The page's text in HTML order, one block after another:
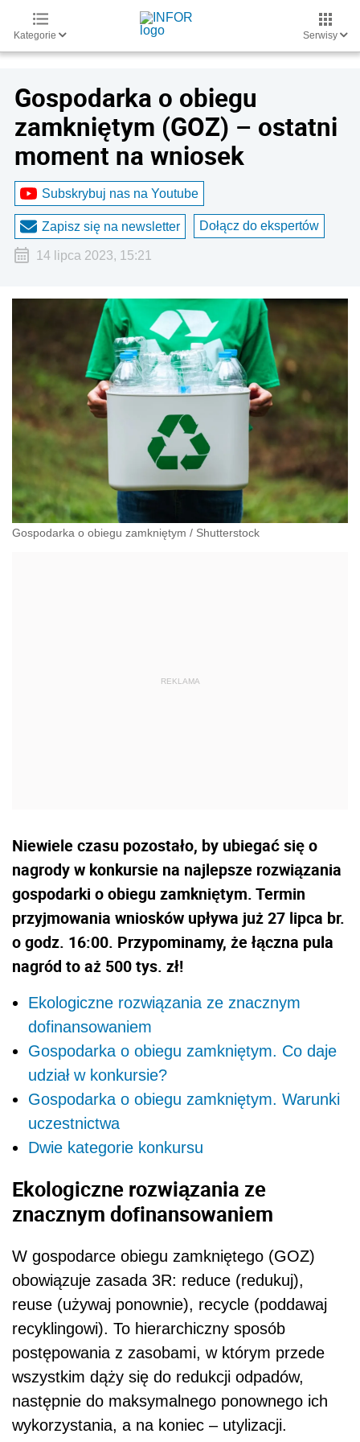
Kategorie Serwisy
Gospodarka o obiegu
zamkniętym (GOZ) – ostatni
moment na wniosek
Subskrybuj nas na Youtube
Zapisz się na newsletter Dołącz do ekspertów
14 lipca 2023, 15:21
Gospodarka o obiegu zamkniętym / Shutterstock
Niewiele czasu pozostało, by ubiegać się o
nagrody w konkursie na najlepsze rozwiązania
gospodarki o obiegu zamkniętym. Termin
przyjmowania wniosków upływa już 27 lipca br.
o godz. 16:00. Przypominamy, że łączna pula
nagród to aż 500 tys. zł!
Ekologiczne rozwiązania ze znacznym
dofinansowaniem
Gospodarka o obiegu zamkniętym. Co daje
udział w konkursie?
Gospodarka o obiegu zamkniętym. Warunki
uczestnictwa
Dwie kategorie konkursu
Ekologiczne rozwiązania ze
znacznym dofinansowaniem
W gospodarce obiegu zamkniętego (GOZ)
obowiązuje zasada 3R: reduce (redukuj),
reuse (używaj ponownie), recycle (poddawaj
recyklingowi). To hierarchiczny sposób
postępowania z zasobami, w którym przede
wszystkim dąży się do redukcji odpadów,
następnie do maksymalnego ponownego ich
wykorzystania, a na koniec – utylizacji.